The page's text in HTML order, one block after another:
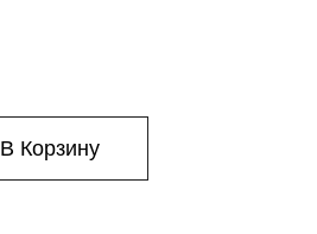
В Корзину